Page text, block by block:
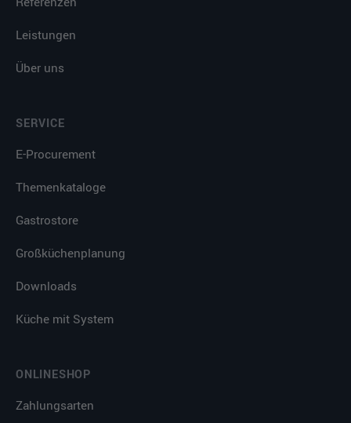
Leistungen
Über uns
SERVICE
E-Procurement
Themenkataloge
Gastrostore
Großküchenplanung
Downloads
Küche mit System
ONLINESHOP
Zahlungsarten